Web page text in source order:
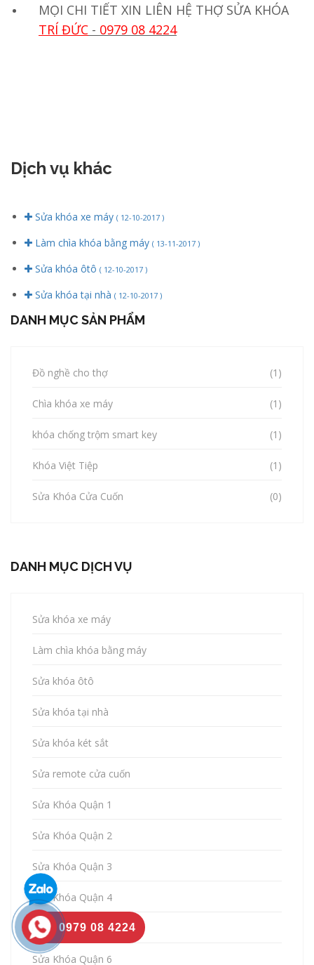
MỌI CHI TIẾT XIN LIÊN HỆ THỢ SỬA KHÓA
TRÍ ĐỨC - 0979 08 4224
Dịch vụ khác
Sửa khóa xe máy ( 12-10-2017 )
Làm chìa khóa bằng máy ( 13-11-2017 )
Sửa khóa ôtô ( 12-10-2017 )
Sửa khóa tại nhà ( 12-10-2017 )
DANH MỤC SẢN PHẨM
Đồ nghề cho thợ (1)
Chìa khóa xe máy (1)
khóa chống trộm smart key (1)
Khóa Việt Tiệp (1)
Sửa Khóa Cửa Cuốn (0)
DANH MỤC DỊCH VỤ
Sửa khóa xe máy
Làm chìa khóa bằng máy
Sửa khóa ôtô
Sửa khóa tại nhà
Sửa khóa két sắt
Sửa remote cửa cuốn
Sửa Khóa Quận 1
Sửa Khóa Quận 2
Sửa Khóa Quận 3
Sửa Khóa Quận 4
Sửa Khóa Quận 5
Sửa Khóa Quận 6
0979 08 4224